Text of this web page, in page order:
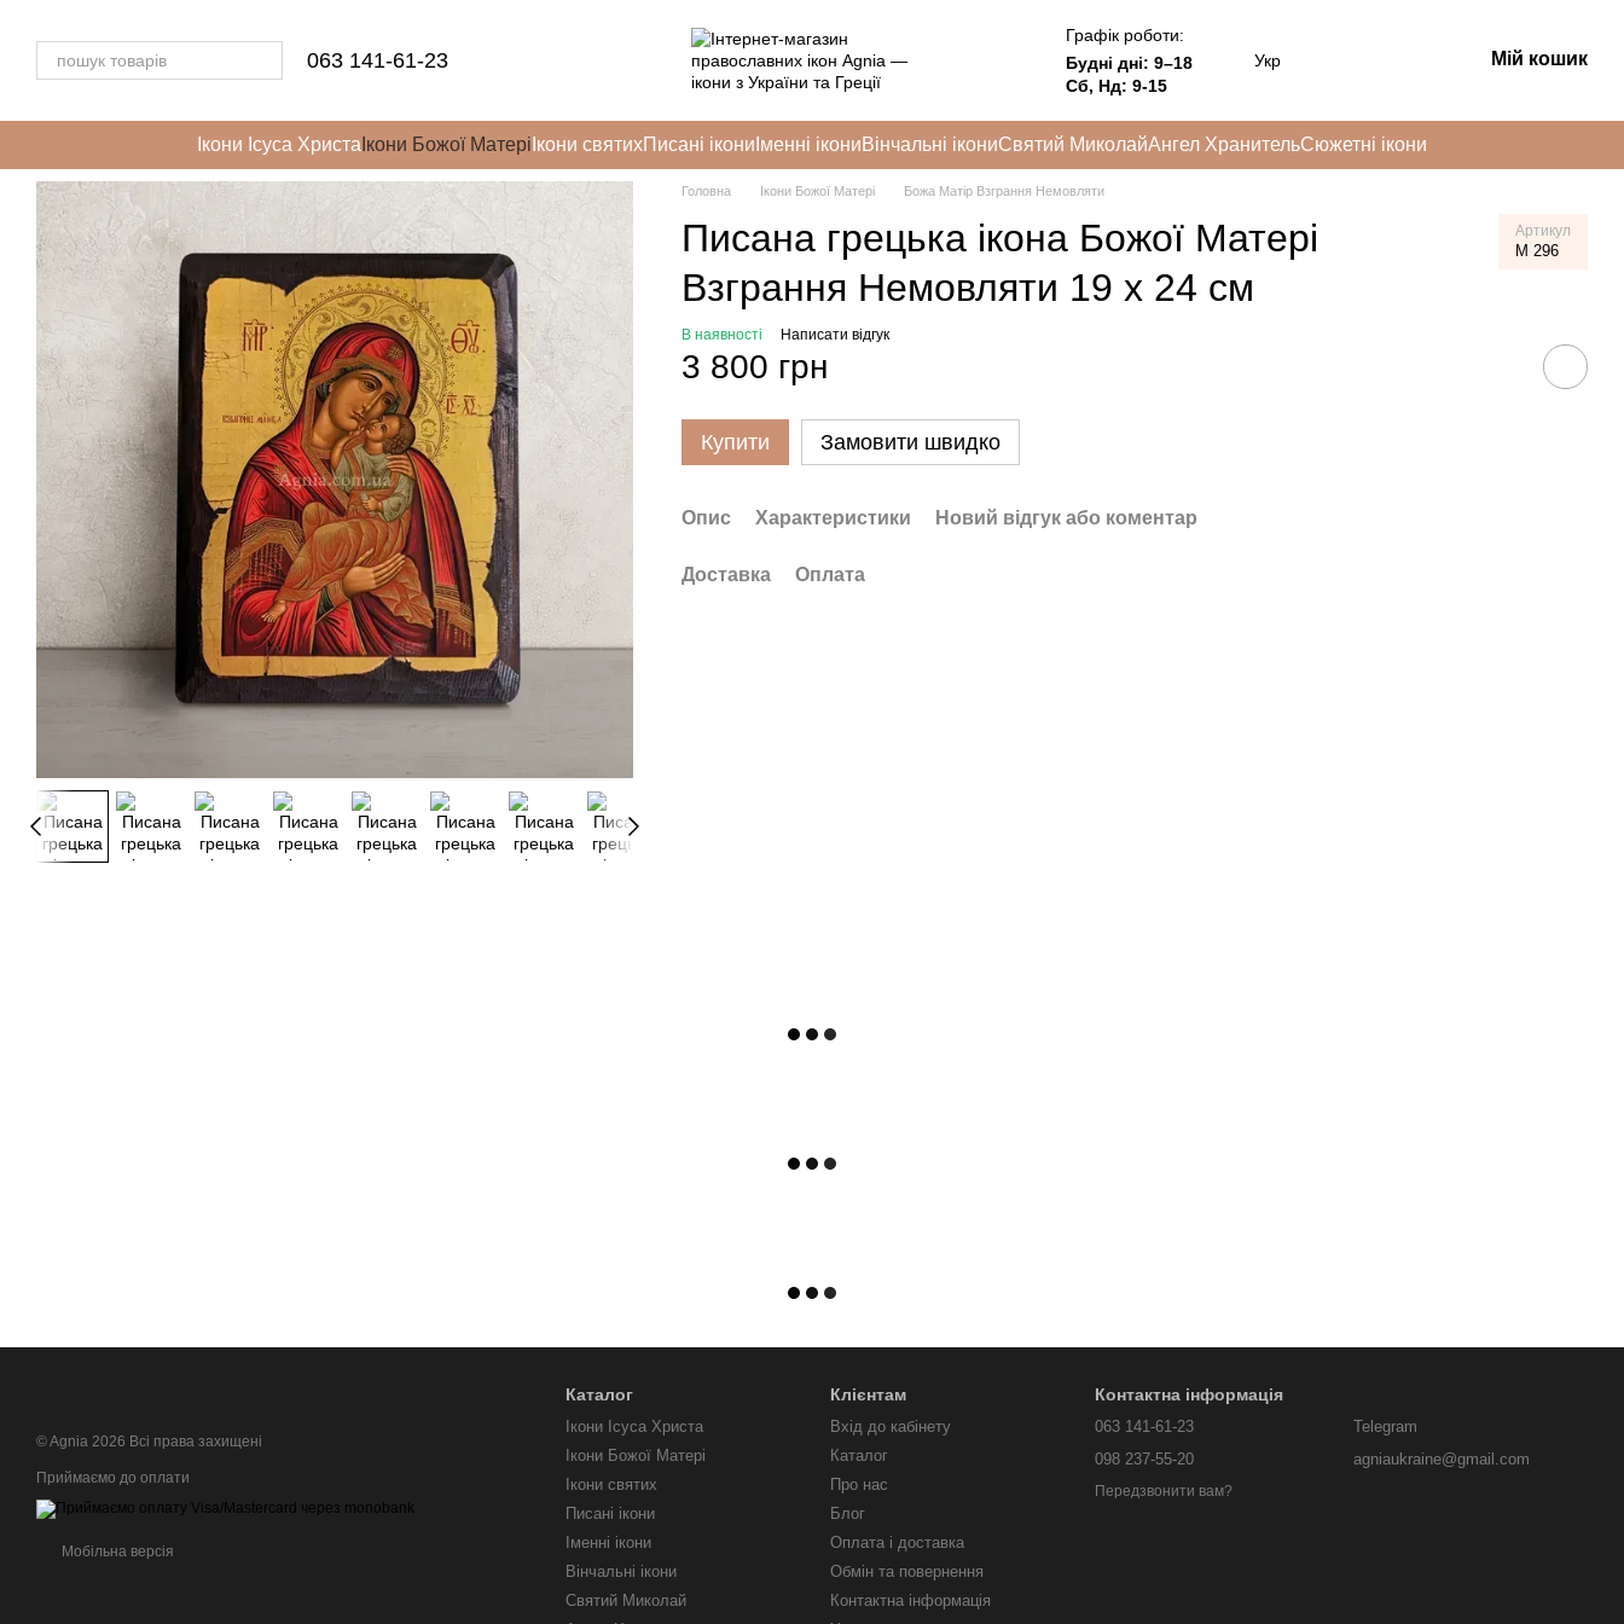
063 141-61-23
Графік роботи:
Будні дні: 9–18
Сб, Нд: 9-15
Укр Мій кошик
Ікони Ісуса Христа Ікони Божої Матері Ікони святихПисані ікони Іменні ікониВінчальні ікониСвятий МиколайАнгел ХранительСюжетні ікони
Головна Ікони Божої Матері Божа Матір Взграння Немовляти
Писана грецька ікона Божої Матері
Взграння Немовляти 19 x 24 см
Артикул
M 296
В наявності Написати відгук
3 800 грн
Купити Замовити швидко
Опис Характеристики Новий відгук або коментар
Доставка Оплата
© Agnia 2026 Всі права захищені
Приймаємо до оплати
Мобільна версія
Каталог
Ікони Ісуса Христа
Ікони Божої Матері
Ікони святих
Писані ікони
Іменні ікони
Вінчальні ікони
Святий Миколай
Клієнтам
Вхід до кабінету
Каталог
Про нас
Блог
Оплата і доставка
Обмін та повернення
Контактна інформація
Контактна інформація
063 141-61-23
098 237-55-20
Передзвонити вам?
Telegram
agniaukraine@gmail.com